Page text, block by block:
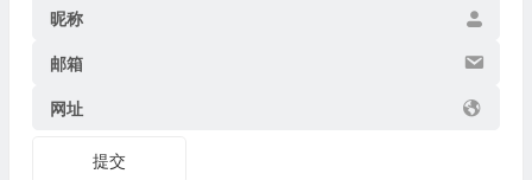
昵称
邮箱
网址
提交